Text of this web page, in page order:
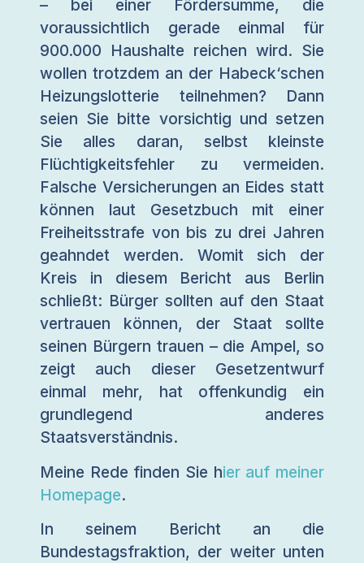
– bei einer Fördersumme, die
voraussichtlich gerade einmal für
900.000 Haushalte reichen wird. Sie
wollen trotzdem an der Habeck‘schen
Heizungslotterie teilnehmen? Dann
seien Sie bitte vorsichtig und setzen
Sie alles daran, selbst kleinste
Flüchtigkeitsfehler zu vermeiden.
Falsche Versicherungen an Eides statt
können laut Gesetzbuch mit einer
Freiheitsstrafe von bis zu drei Jahren
geahndet werden. Womit sich der
Kreis in diesem Bericht aus Berlin
schließt: Bürger sollten auf den Staat
vertrauen können, der Staat sollte
seinen Bürgern trauen – die Ampel, so
zeigt auch dieser Gesetzentwurf
einmal mehr, hat offenkundig ein
grundlegend anderes
Staatsverständnis.
Meine Rede finden Sie hier auf meiner
Homepage.
In seinem Bericht an die
Bundestagsfraktion, der weiter unten